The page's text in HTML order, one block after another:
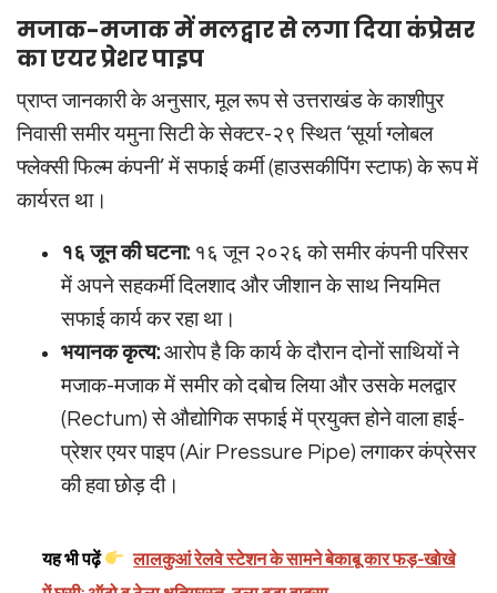
मजाक-मजाक में मलद्वार से लगा दिया कंप्रेसर
का एयर प्रेशर पाइप
प्राप्त जानकारी के अनुसार, मूल रूप से उत्तराखंड के काशीपुर
निवासी समीर यमुना सिटी के सेक्टर-२९ स्थित ‘सूर्या ग्लोबल
फ्लेक्सी फिल्म कंपनी’ में सफाई कर्मी (हाउसकीपिंग स्टाफ) के रूप में
कार्यरत था।
१६ जून की घटना: १६ जून २०२६ को समीर कंपनी परिसर
में अपने सहकर्मी दिलशाद और जीशान के साथ नियमित
सफाई कार्य कर रहा था।
भयानक कृत्य: आरोप है कि कार्य के दौरान दोनों साथियों ने
मजाक-मजाक में समीर को दबोच लिया और उसके मलद्वार
(Rectum) से औद्योगिक सफाई में प्रयुक्त होने वाला हाई-
प्रेशर एयर पाइप (Air Pressure Pipe) लगाकर कंप्रेसर
की हवा छोड़ दी।
यह भी पढ़ें
लालकुआं रेलवे स्टेशन के सामने बेकाबू कार फड़-खोखे